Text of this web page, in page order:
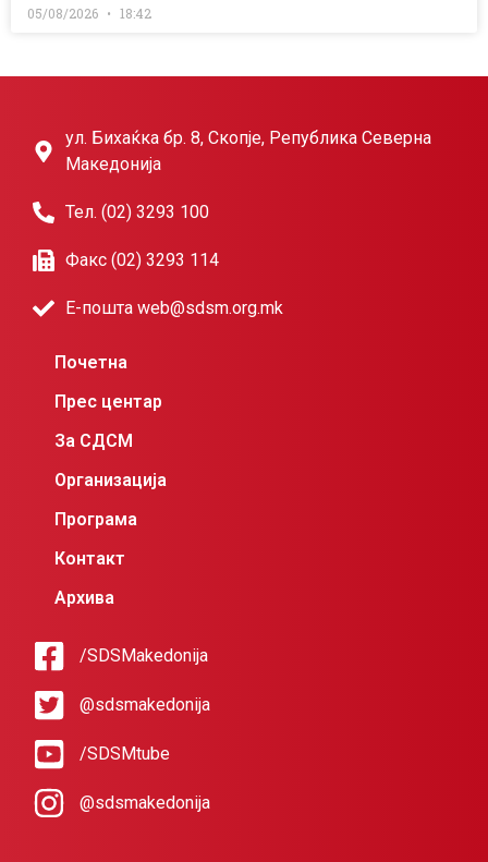
05/08/2026 18:42
ул. Бихаќка бр. 8, Скопје, Република Северна
Македонија
Тел. (02) 3293 100
Факс (02) 3293 114
Е-пошта web@sdsm.org.mk
Почетна
Прес центар
За СДСМ
Организација
Програма
Контакт
Архива
/SDSMakedonija
@sdsmakedonija
/SDSMtube
@sdsmakedonija